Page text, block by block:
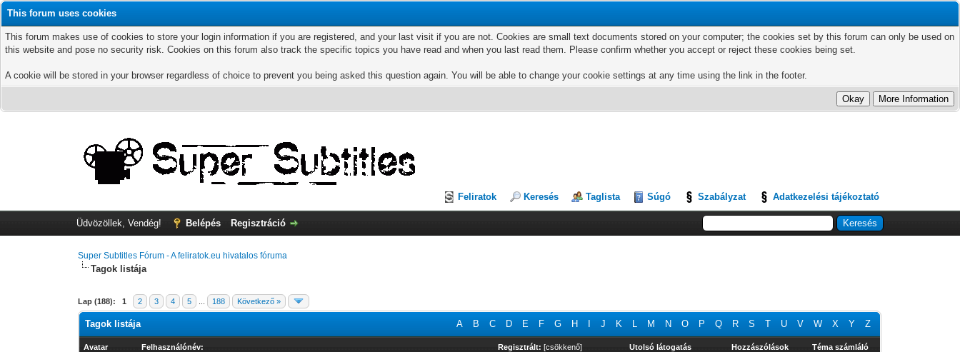
This forum uses cookies
This forum makes use of cookies to store your login information if you are registered, and your last visit if you are not. Cookies are small text documents stored on your computer; the cookies set by this forum can only be used on
this website and pose no security risk. Cookies on this forum also track the specific topics you have read and when you last read them. Please confirm whether you accept or reject these cookies being set.
A cookie will be stored in your browser regardless of choice to prevent you being asked this question again. You will be able to change your cookie settings at any time using the link in the footer.
Feliratok Keresés Taglista Súgó Szabályzat Adatkezelési tájékoztató
Üdvözöllek, Vendég! Belépés Regisztráció
Super Subtitles Fórum - A feliratok.eu hivatalos fóruma
Tagok listája
Lap (188): 1 2 3 4 5 188 Következő »
A B C D E F G H J K L M N O P Q R S T U V W X Y Z
Tagok listája
Avatar Felhasználónév: Regisztrált: [csökkenő] Utolsó látogatás Hozzászólások Téma számláló